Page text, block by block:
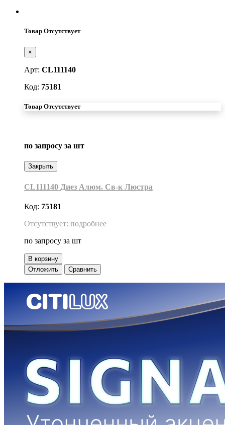
Товар Отсутствует
×
Арт: CL111140
Код: 75181
Товар Отсутствует
по запросу за шт
Закрыть
CL111140 Диез Алюм. Св-к Люстра
Код: 75181
Отсутствует: подробнее
по запросу за шт
В корзину
Отложить
Сравнить